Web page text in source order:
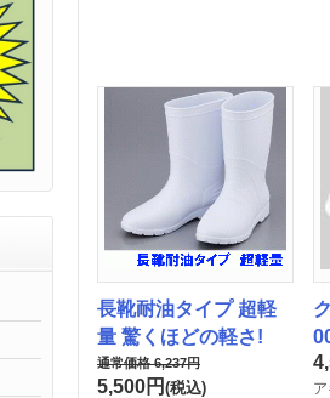
長靴耐油タイプ 超軽
量 驚くほどの軽さ!
通常価格6,237円
5,500円 (税込)